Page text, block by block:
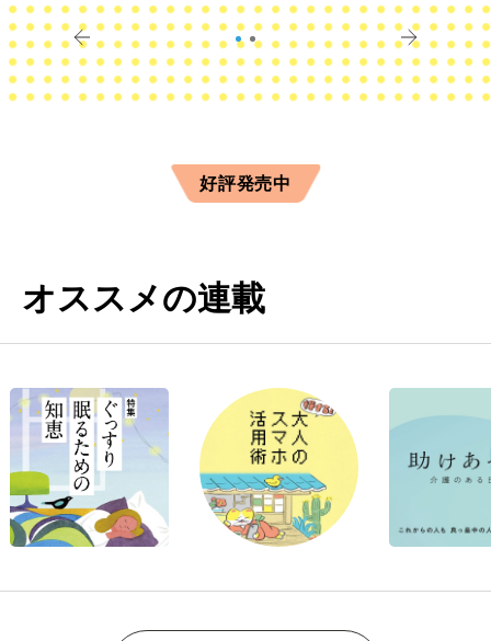
きに
すか？
好評発売中
オススメの連載